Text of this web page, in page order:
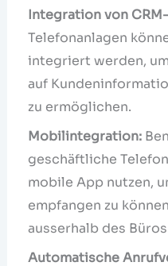
Integration von
Telefonanlagen
integriert werden,
auf
zu ermöglichen.
Mobilintegration:
geschäftliche
mobile App nutzen,
empfangen zu
ausserhalb des
Automatische